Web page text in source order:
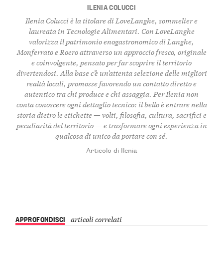
ILENIA COLUCCI
Ilenia Colucci è la titolare di LoveLanghe, sommelier e
laureata in Tecnologie Alimentari. Con LoveLanghe
valorizza il patrimonio enogastronomico di Langhe,
Monferrato e Roero attraverso un approccio fresco, originale
e coinvolgente, pensato per far scoprire il territorio
divertendosi. Alla base c’è un’attenta selezione delle migliori
realtà locali, promosse favorendo un contatto diretto e
autentico tra chi produce e chi assaggia. Per Ilenia non
conta conoscere ogni dettaglio tecnico: il bello è entrare nella
storia dietro le etichette — volti, filosofia, cultura, sacrifici e
peculiarità del territorio — e trasformare ogni esperienza in
qualcosa di unico da portare con sé.
Articolo di Ilenia
APPROFONDISCI articoli correlati